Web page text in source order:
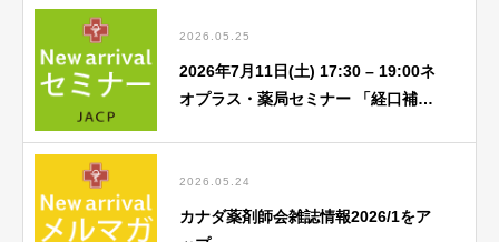
2026.05.25
2026年7月11日(土) 17:30 – 19:00ネ
オプラス・薬局セミナー 「経口補水
2026.05.24
カナダ薬剤師会雑誌情報2026/1をア